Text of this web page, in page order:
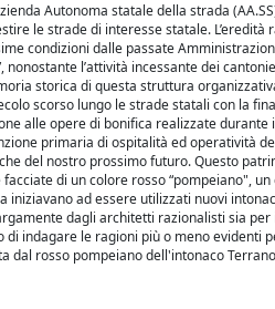
Autonoma statale della strada
le strade di interesse statale. L’eredità
condizioni dalle passate
l’attività incessante dei
storica di questa struttura
scorso lungo le strade statali con la
alle opere di bonifica realizzate
primaria di ospitalità ed operatività
del nostro prossimo futuro. Questo
di un colore rosso “pompeiano",
ad essere utilizzati nuovi
dagli architetti razionalisti sia
di indagare le ragioni più o meno
dal rosso pompeiano dell'intonaco